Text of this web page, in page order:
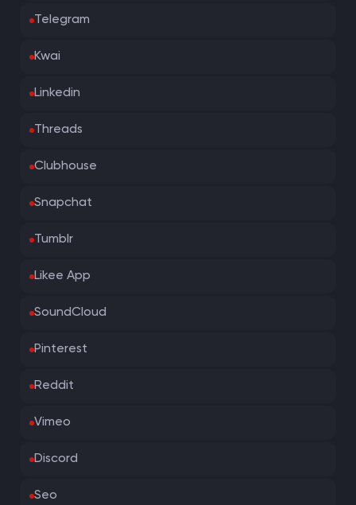
Telegram
Kwai
Linkedin
Threads
Clubhouse
Snapchat
Tumblr
Likee App
SoundCloud
Pinterest
Reddit
Vimeo
Discord
Seo